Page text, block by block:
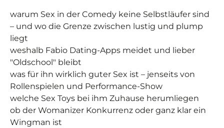
warum Sex in der Comedy keine Selbstläufer sind
– und wo die Grenze zwischen lustig und plump
liegt
weshalb Fabio Dating-Apps meidet und lieber
"Oldschool" bleibt
was für ihn wirklich guter Sex ist – jenseits von
Rollenspielen und Performance-Show
welche Sex Toys bei ihm Zuhause herumliegen
ob der Womanizer Konkurrenz oder ganz klar ein
Wingman ist